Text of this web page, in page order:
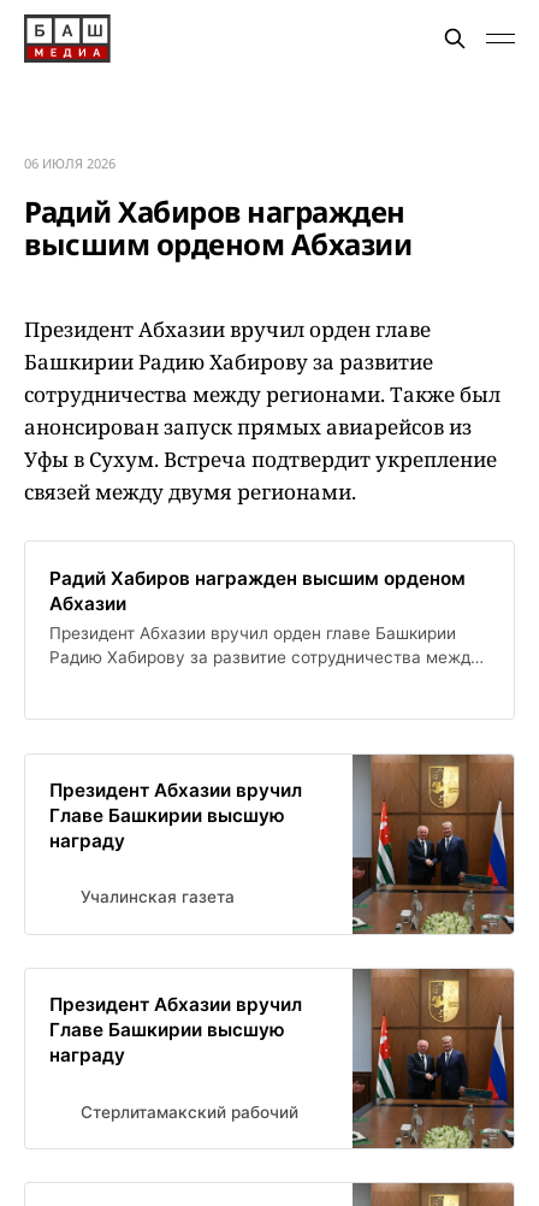
06 ИЮЛЯ 2026
Радий Хабиров награжден
высшим орденом Абхазии
Президент Абхазии вручил орден главе
Башкирии Радию Хабирову за развитие
сотрудничества между регионами. Также был
анонсирован запуск прямых авиарейсов из
Уфы в Сухум. Встреча подтвердит укрепление
связей между двумя регионами.
Радий Хабиров награжден высшим орденом
Абхазии
Президент Абхазии вручил орден главе Башкирии
Радию Хабирову за развитие сотрудничества между
Президент Абхазии вручил
Главе Башкирии высшую
награду
Учалинская газета
Президент Абхазии вручил
Главе Башкирии высшую
награду
Стерлитамакский рабочий